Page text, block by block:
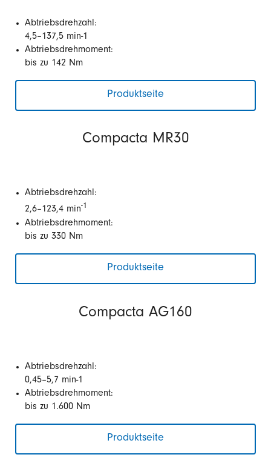
Abtriebsdrehzahl:
4,5–137,5 min-1
Abtriebsdrehmoment:
bis zu 142 Nm
Produktseite
Compacta MR30
Abtriebsdrehzahl:
2,6–123,4 min-1
Abtriebsdrehmoment:
bis zu 330 Nm
Produktseite
Compacta AG160
Abtriebsdrehzahl:
0,45–5,7 min-1
Abtriebsdrehmoment:
bis zu 1.600 Nm
Produktseite